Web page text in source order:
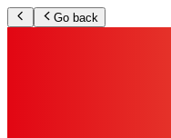
Go back